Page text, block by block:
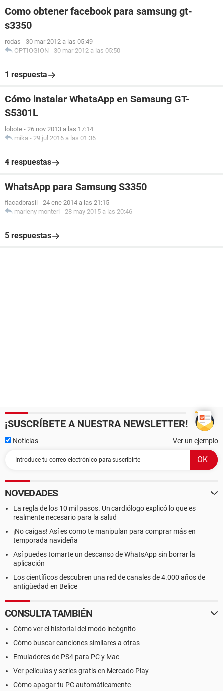
Como obtener facebook para samsung gt-
s3350
rodas - 30 mar 2012 a las 05:49
OPTIOGION - 30 mar 2012 a las 05:50
1 respuesta
Cómo instalar WhatsApp en Samsung GT-
S5301L
lobote - 26 nov 2013 a las 17:14
mika - 29 jul 2016 a las 01:36
4 respuestas
WhatsApp para Samsung S3350
flacadbrasil - 24 ene 2014 a las 21:15
marleny monteri - 28 may 2015 a las 20:46
5 respuestas
¡SUSCRÍBETE A NUESTRA NEWSLETTER!
Noticias Ver un ejemplo
NOVEDADES
La regla de los 10 mil pasos. Un cardiólogo explicó lo que es
realmente necesario para la salud
¡No caigas! Así es como te manipulan para comprar más en
temporada navideña
Así puedes tomarte un descanso de WhatsApp sin borrar la
aplicación
Los científicos descubren una red de canales de 4.000 años de
antigüedad en Belice
CONSULTA TAMBIÉN
Cómo ver el historial del modo incógnito
Cómo buscar canciones similares a otras
Emuladores de PS4 para PC y Mac
Ver películas y series gratis en Mercado Play
Cómo apagar tu PC automáticamente